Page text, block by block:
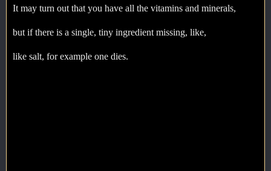
It may turn out that you have all the vitamins and minerals,
but if there is a single, tiny ingredient missing, like,
like salt, for example one dies.